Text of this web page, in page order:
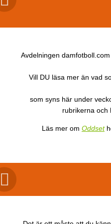
Avdelningen
Vill DU läsa mer än vad
som syns här under
rubrikerna och
Läs mer om Oddset